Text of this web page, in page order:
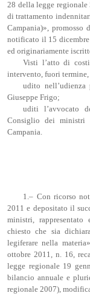
28 della legge
di trattamento
Campania)»,
notificato il 15
ed originariamente
Visti l’atto di
intervento, fuori
udito
Giuseppe Frigo;
uditi l’avvocato
Consiglio dei ministri
Campania.
1.– Con ricorso
2011 e depositato il
ministri, rappresentato
chiesto che sia
legiferare nella
ottobre 2011, n. 16,
legge regionale 19
bilancio annuale e
regionale 2007),